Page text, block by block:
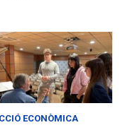
ECONÒMICA